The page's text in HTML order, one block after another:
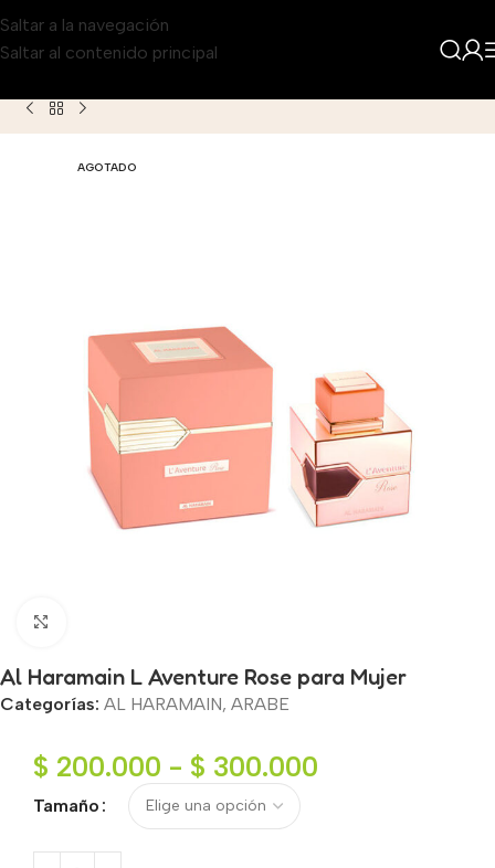
Saltar a la navegación
Saltar al contenido principal
AGOTADO
Al Haramain L Aventure Rose para Mujer
Categorías: AL HARAMAIN, ARABE
$ 200.000 - $ 300.000
Tamaño